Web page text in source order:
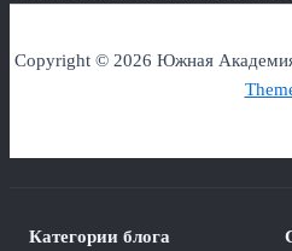
Copyright © 2026 Южная
Категории блога